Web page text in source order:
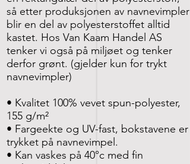
så etter produksjonen av navnevimpler
blir en del av polyesterstoffet alltid
kastet. Hos Van Kaam Handel AS
tenker vi også på miljøet og tenker
derfor grønt. (gjelder kun for trykt
navnevimpler)
• Kvalitet 100% vevet spun-polyester,
155 g/m²
• Fargeekte og UV-fast, bokstavene er
trykket på navnevimpel.
• Kan vaskes på 40°c med fin